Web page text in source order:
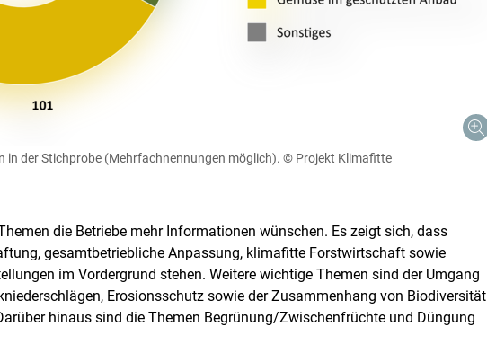
in der Stichprobe (Mehrfachnennungen möglich). © Projekt Klimafitte
die Betriebe mehr Informationen wünschen. Es zeigt sich, dass
gesamtbetriebliche Anpassung, klimafitte Forstwirtschaft sowie
im Vordergrund stehen. Weitere wichtige Themen sind der Umgang
Erosionsschutz sowie der Zusammenhang von Biodiversität
hinaus sind die Themen Begrünung/Zwischenfrüchte und Düngung